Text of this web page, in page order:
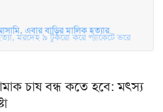
এবার বাড়ির মালিক হত্যার
চাষ বন্ধ কতে হবে: মৎস্য